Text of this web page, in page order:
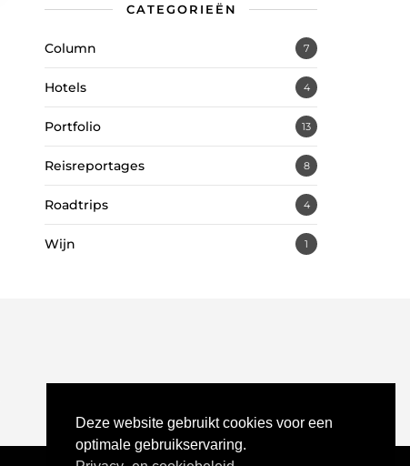
CATEGORIEËN
Column 7
Hotels 4
Portfolio 13
Reisreportages 8
Roadtrips 4
Wijn 1
Deze website gebruikt cookies voor een
optimale gebruikservaring.